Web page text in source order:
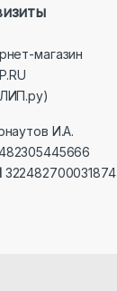
магазин
И.А.
322482700031874